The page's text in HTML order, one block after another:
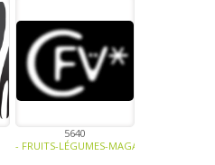
5640
- FRUITS-LÉGUMES-MAGASINS ET